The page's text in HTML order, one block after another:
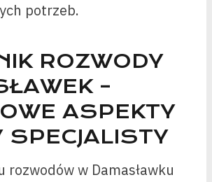
potrzeb.
ROZWODY
–
ASPEKTY
SPECJALISTY
rozwodów w Damasławku